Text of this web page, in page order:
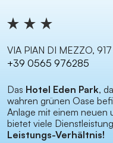
VIA PIAN DI MEZZO,
+39 0565 976285
Das Hotel Eden Park,
wahren grünen Oase
Anlage mit einem
bietet viele
Leistungs-Verhältnis!